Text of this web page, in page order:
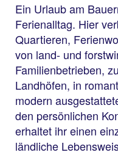
Ein Urlaub am
Ferienalltag. Hier
Quartieren,
von land- und
Familienbetrieben,
Landhöfen, in
modern
den persönlichen
erhaltet ihr einen
ländliche